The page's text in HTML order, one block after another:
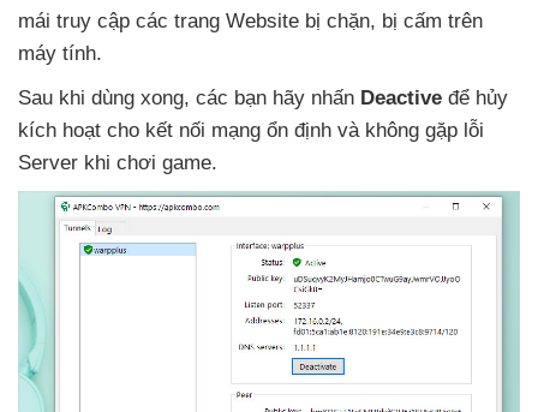
mái truy cập các trang Website bị chặn, bị cấm trên
máy tính.
Sau khi dùng xong, các bạn hãy nhấn Deactive để hủy
kích hoạt cho kết nối mạng ổn định và không gặp lỗi
Server khi chơi game.